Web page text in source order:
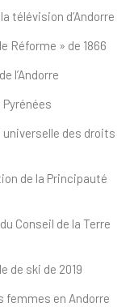
télévision d’Andorre
Réforme » de 1866
l’Andorre
des droits
de la Principauté
Conseil de la Terre
de ski de 2019
femmes en Andorre